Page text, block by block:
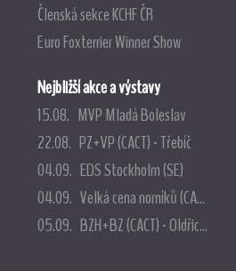
Členská sekce KCHF ČR
Euro Foxterrier Winner Show
Nejbližší akce a výstavy
15.08. MVP Mladá Boleslav
22.08. PZ+VP (CACT) - Třebíč
04.09. EDS Stockholm (SE)
04.09. Velká cena norníků (CA...
05.09. BZH+BZ (CACT) - Oldřic...